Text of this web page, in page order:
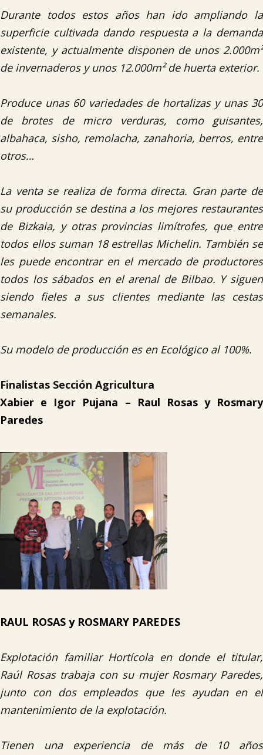
Durante todos estos años han ido ampliando la
superficie cultivada dando respuesta a la demanda
existente, y actualmente disponen de unos 2.000m²
de invernaderos y unos 12.000m² de huerta exterior.
Produce unas 60 variedades de hortalizas y unas 30
de brotes de micro verduras, como guisantes,
albahaca, sisho, remolacha, zanahoria, berros, entre
otros…
La venta se realiza de forma directa. Gran parte de
su producción se destina a los mejores restaurantes
de Bizkaia, y otras provincias limítrofes, que entre
todos ellos suman 18 estrellas Michelin. También se
les puede encontrar en el mercado de productores
todos los sábados en el arenal de Bilbao. Y siguen
siendo fieles a sus clientes mediante las cestas
semanales.
Su modelo de producción es en Ecológico al 100%.
Finalistas Sección Agricultura
Xabier e Igor Pujana – Raul Rosas y Rosmary
Paredes
RAUL ROSAS y ROSMARY PAREDES
Explotación familiar Hortícola en donde el titular,
Raúl Rosas trabaja con su mujer Rosmary Paredes,
junto con dos empleados que les ayudan en el
mantenimiento de la explotación.
Tienen una experiencia de más de 10 años